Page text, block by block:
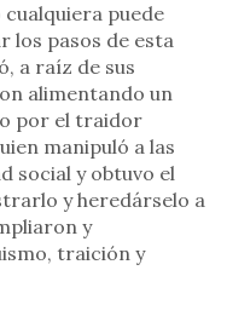
puede
los pasos de esta
a raíz de sus
alimentando un
por el traidor
manipuló a las
social y obtuvo el
y heredárselo a
y
traición y